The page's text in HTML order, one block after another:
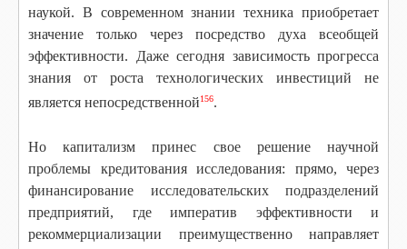
наукой. В современном знании техника приобретает
значение только через посредство духа всеобщей
эффективности. Даже сегодня зависимость прогресса
знания от роста технологических инвестиций не
является непосредственной156.
Но капитализм принес свое решение научной
проблемы кредитования исследования: прямо, через
финансирование исследовательских подразделений
предприятий, где императив эффективности и
рекоммерциализации преимущественно направляет